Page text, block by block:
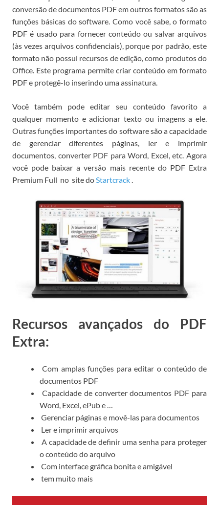
conversão de documentos PDF em outros formatos são as
funções básicas do software. Como você sabe, o formato
PDF é usado para fornecer conteúdo ou salvar arquivos
(às vezes arquivos confidenciais), porque por padrão, este
formato não possui recursos de edição, como produtos do
Office. Este programa permite criar conteúdo em formato
PDF e protegê-lo inserindo uma assinatura.
Você também pode editar seu conteúdo favorito a
qualquer momento e adicionar texto ou imagens a ele.
Outras funções importantes do software são a capacidade
de gerenciar diferentes páginas, ler e imprimir
documentos, converter PDF para Word, Excel, etc. Agora
você pode baixar a versão mais recente do PDF Extra
Premium Full no sitedoStartcrack.
Recursos avançados do PDF
Extra:
Com amplas funções para editar o conteúdo de
documentos PDF
Capacidade de converter documentos PDF para
Word, Excel, ePub e …
Gerenciar páginas e movê-las para documentos
Ler e imprimir arquivos
A capacidade de definir uma senha para proteger
o conteúdo do arquivo
Com interface gráfica bonita e amigável
tem muito mais